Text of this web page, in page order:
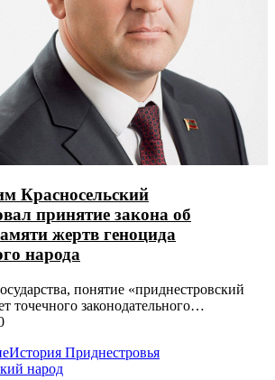
Красносельский
принятие закона об
жертв геноцида
народа
понятие «приднестровский
точечного законодательного
История Приднестровья
народ